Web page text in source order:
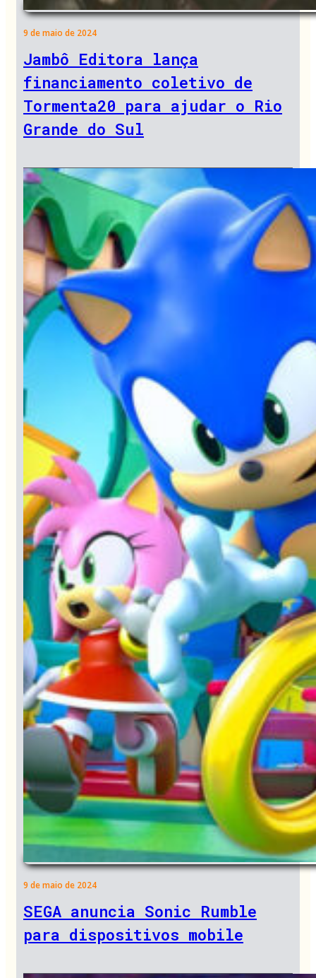
9 de maio de 2024
Jambô Editora lança
financiamento coletivo de
Tormenta20 para ajudar o Rio
Grande do Sul
9 de maio de 2024
SEGA anuncia Sonic Rumble
para dispositivos mobile